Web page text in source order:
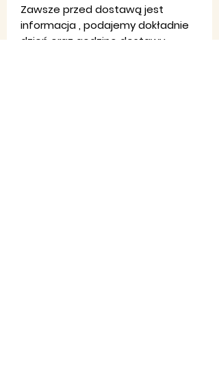
Zawsze przed dostawą jest
informacja , podajemy dokładnie
dzień oraz godzinę dostawy .